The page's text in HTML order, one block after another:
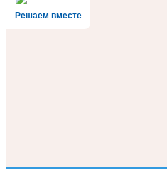
Решаем вместе